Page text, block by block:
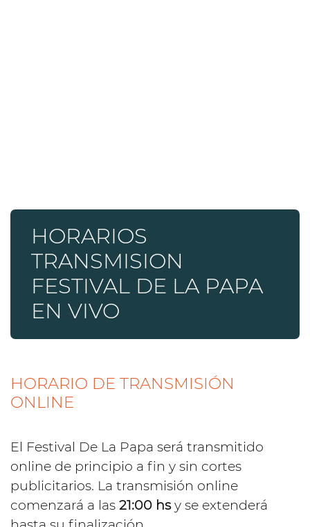
HORARIOS
TRANSMISION
FESTIVAL DE LA PAPA
EN VIVO
HORARIO DE TRANSMISIÓN
ONLINE
El Festival De La Papa será transmitido
online de principio a fin y sin cortes
publicitarios. La transmisión online
comenzará a las 21:00 hsy se extenderá